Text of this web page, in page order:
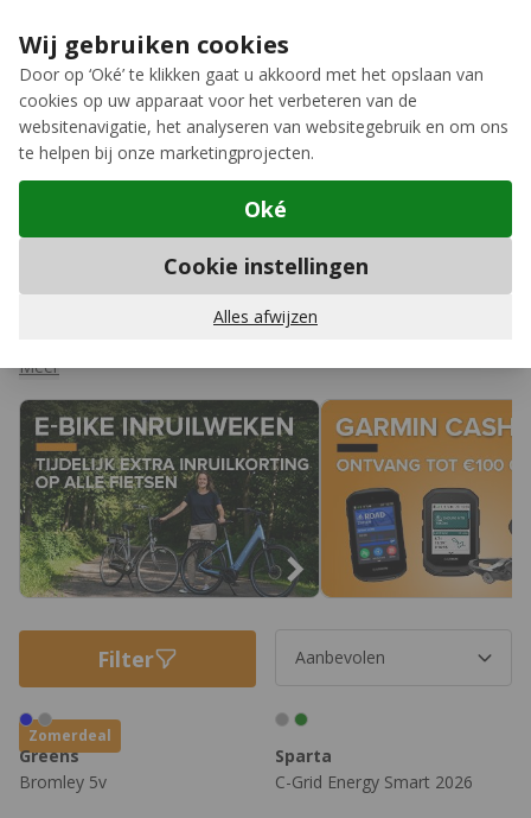
Wij gebruiken cookies
Door op ‘Oké’ te klikken gaat u akkoord met het opslaan van
cookies op uw apparaat voor het verbeteren van de
websitenavigatie, het analyseren van websitegebruik en om ons
te helpen bij onze marketingprojecten.
Oké
Cookie instellingen
Alles afwijzen
Meer keuze, meer plezier
12GO Biking
Home
Aanbiedingen
Een fiets kopen doe je niet elke dag, dus moet de deal wel goed
op een rij, van scherpe kortingen tot leuke extra's bij jouw
graag met je mee. Neemcontactmet ons op of kom langs in
dewinkel
Meer
Filter
Zomerdeal
Greens
Bromley 5v
Sparta
C-Grid Energy Smart 2026